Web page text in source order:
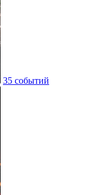
35 событий